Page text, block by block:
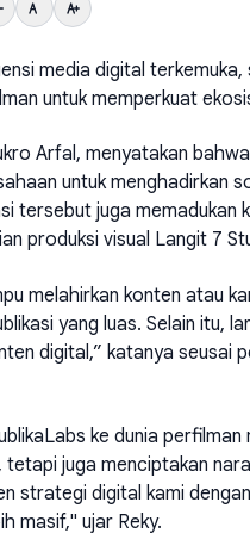
media digital
untuk memperkuat
Arfal, menyatakan
untuk menghadirkan
tersebut juga memadukan
produksi visual Langit 7
melahirkan konten atau
yang luas. Selain itu,
digital,” katanya seusai
ke dunia
juga menciptakan
strategi digital kami
masif," ujar Reky.